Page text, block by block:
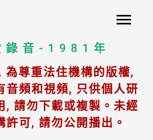
錄音-1981年
為尊重法住機構的版權,
音頻和視頻, 只供個人研
, 請勿下載或複製。未經
許可, 請勿公開播出。